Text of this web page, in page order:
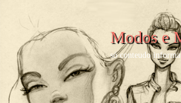
Modos e
só conteudo